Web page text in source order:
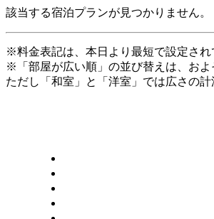
該当する宿泊プランが見つかりません。
※料金表記は、本日より最短で設定され
※「部屋が広い順」の並び替えは、およ
ただし「和室」と「洋室」では広さの